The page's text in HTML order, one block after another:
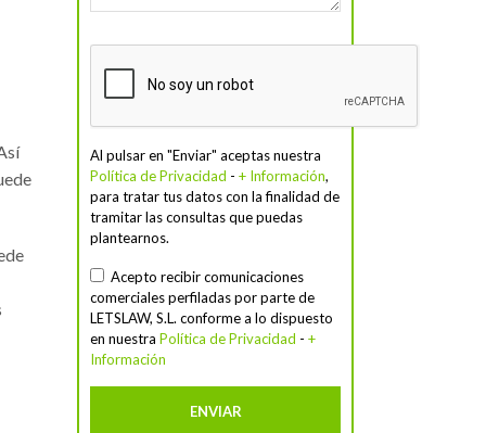
Al pulsar en "Enviar" aceptas nuestra
Política de Privacidad - + Información,
para tratar tus datos con la finalidad de
tramitar las consultas que puedas
plantearnos.
Acepto recibir comunicaciones
comerciales perfiladas por parte de
LETSLAW, S.L. conforme a lo dispuesto
en nuestra Política de Privacidad - +
Información